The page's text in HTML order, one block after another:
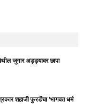
जुगार अड्ड्यावर छापा
शहाजी फुरडेंचा 'भागवत धर्म